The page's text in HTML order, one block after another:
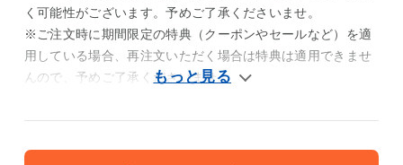
く可能性がございます。予めご了承くださいませ。
※ご注文時に期間限定の特典（クーポンやセールなど）を適
用している場合、再注文いただく場合は特典は適用できませ
んので、予めご了承くださいませ。